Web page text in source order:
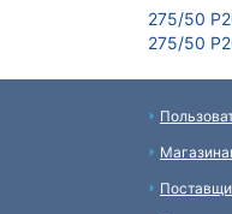
275/50
275/50